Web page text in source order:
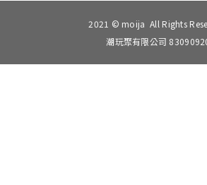
2021 © moija All Rights
潮玩聚有限公司